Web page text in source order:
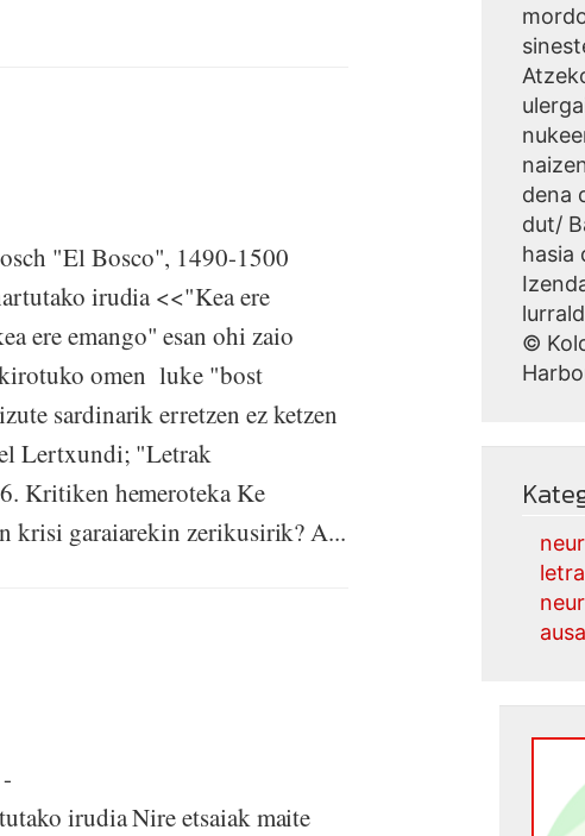
"El Bosco", 1490-1500
irudia <<"Kea ere
ere emango" esan ohi zaio
omen luke "bost
sardinarik erretzen ez ketzen
Lertxundi; "Letrak
Kritiken hemeroteka Ke
krisi garaiarekin zerikusirik? A...
irudia Nire etsaiak maite
dena
dut/
hasia
©